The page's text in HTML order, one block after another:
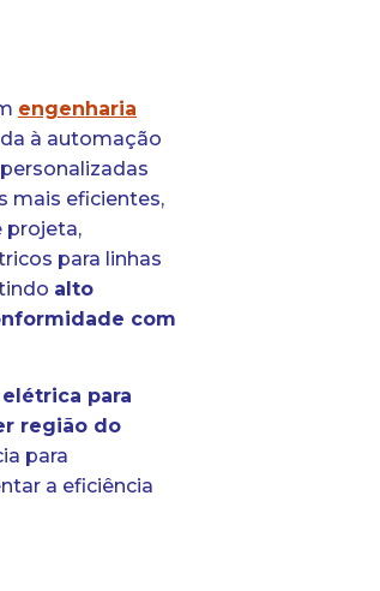
engenharia
à automação
mais eficientes,
projeta,
para linhas
alto
com
para
região do
para
a eficiência